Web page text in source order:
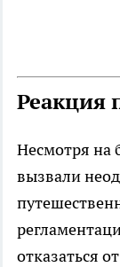
Реакция
Несмотря на
вызвали
отказаться